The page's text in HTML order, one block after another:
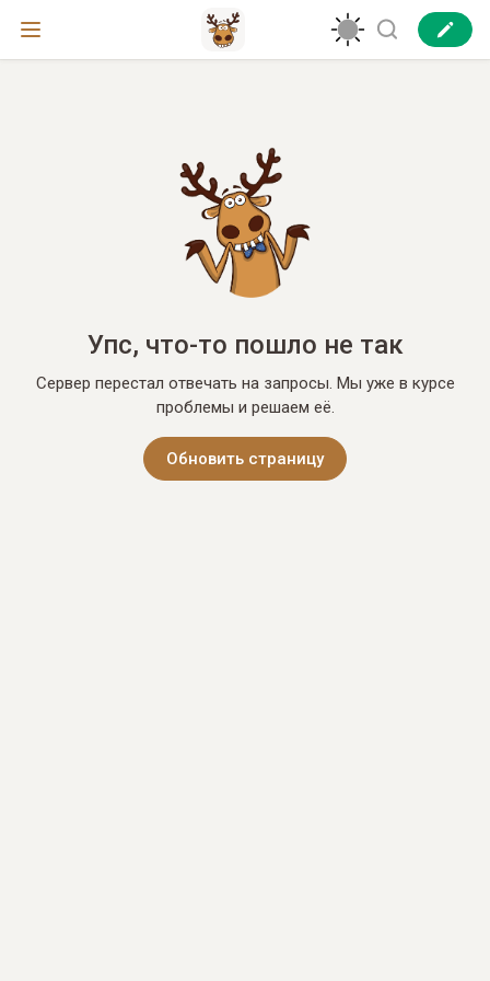
Упс, что-то пошло не так
Сервер перестал отвечать на запросы. Мы уже в курсе
проблемы и решаем её.
Обновить страницу